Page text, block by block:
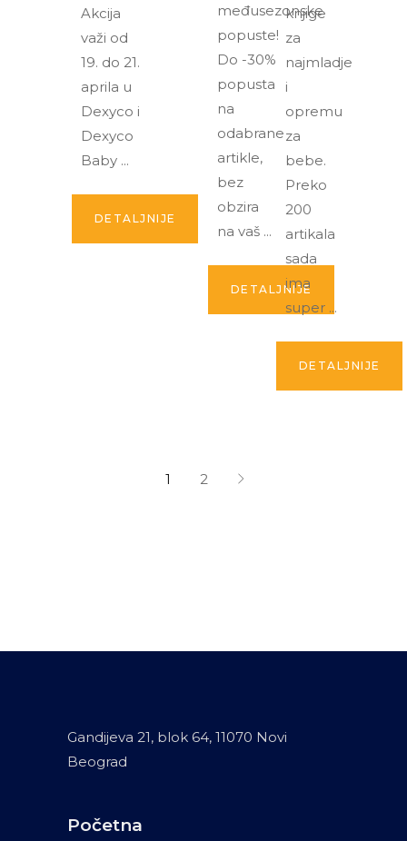
Akcija
važi od
19. do 21.
aprila u
Dexyco i
Dexyco
Baby
DETALJNIJE
međusezonske
popuste!
Do -30%
popusta
na
odabrane
artikle,
bez
obzira
na vaš
DETALJNIJE
knjige
za
najmladje
i
opremu
za
bebe.
Preko
200
artikala
sada
ima
super
DETALJNIJE
1 2
Gandijeva 21, blok 64, 11070 Novi
Beograd
Početna